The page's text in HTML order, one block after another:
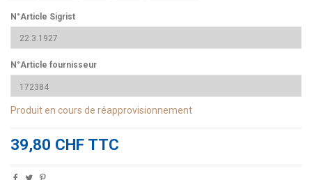
N°Article Sigrist
N°Article fournisseur
Produit en cours de réapprovisionnement
39,80 CHF TTC